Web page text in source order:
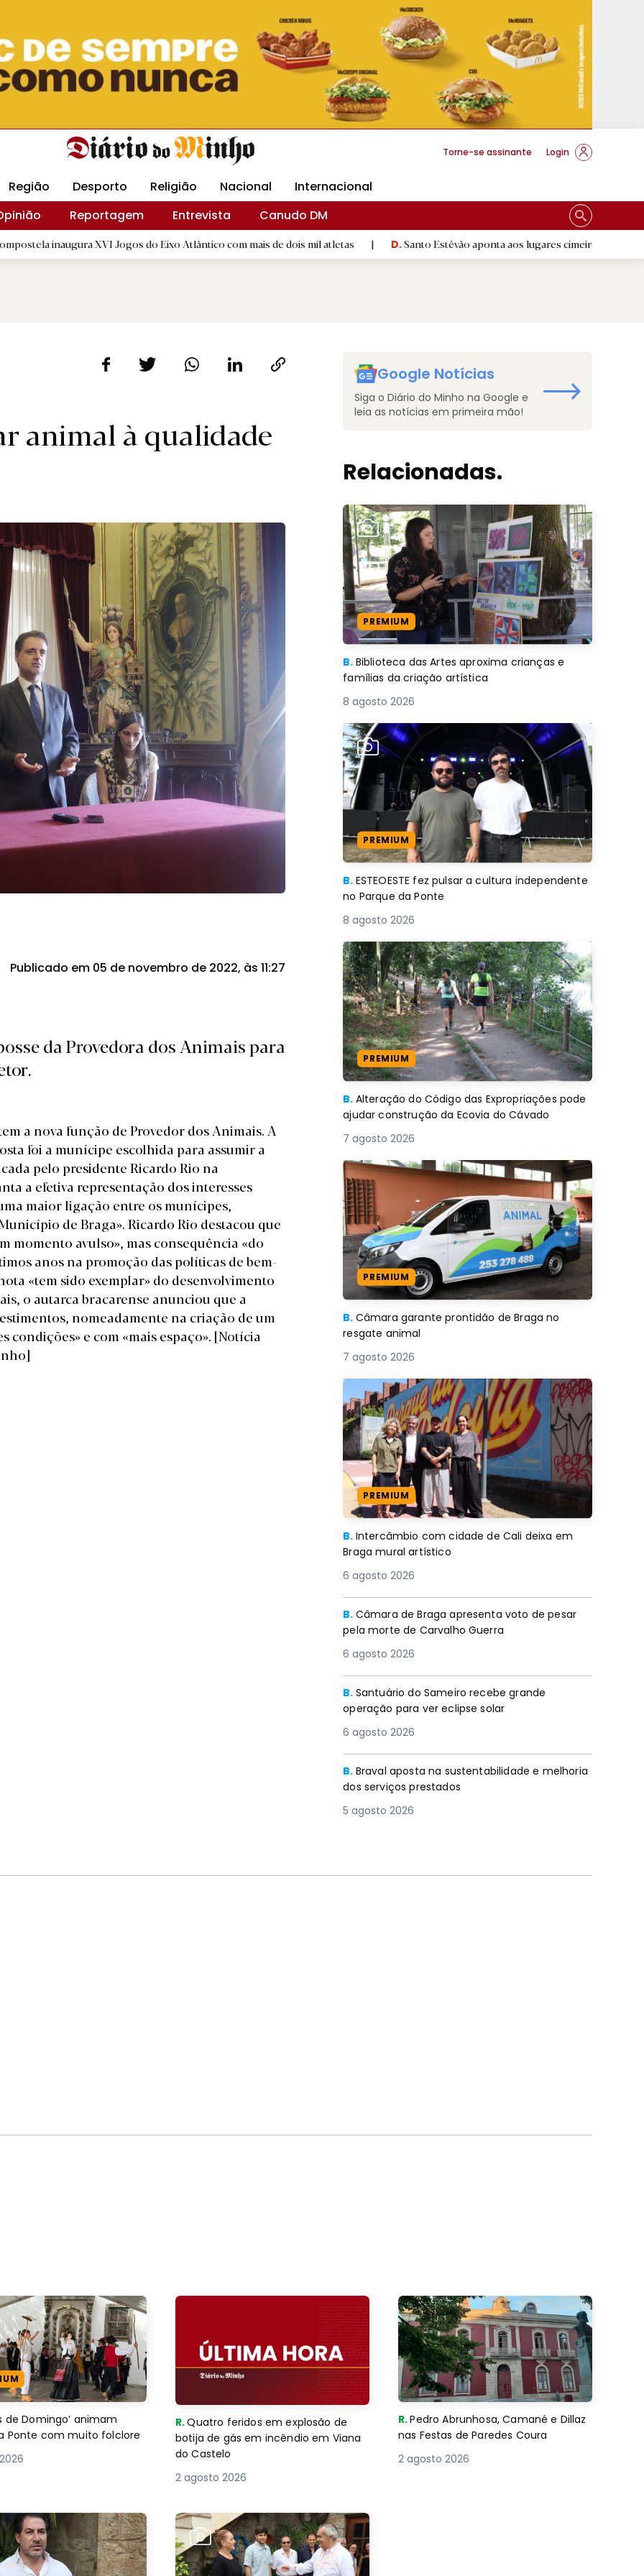
Revista Minha Gráfica DM Livraria DM Arquidiocese Braga
Torne-se assinante Login
Região Desporto Religião Nacional
Internacional
Reportagem Entrevista Canudo DM
XVI Jogos do Eixo Atlântico com mais de dois mil atletas | D.Santo Estêvão aponta aos lugares cimeiros da Honra
animal à qualidade
Publicado em 05 de novembro de 2022, às 11:27
da Provedora dos Animais para
a nova função de Provedor dos Animais. A
foi a munícipe escolhida para assumir a
pelo presidente Ricardo Rio na
a efetiva representação dos interesses
maior ligação entre os munícipes,
de Braga». Ricardo Rio destacou que
momento avulso», mas consequência «do
anos na promoção das políticas de bem-
«tem sido exemplar» do desenvolvimento
o autarca bracarense anunciou que a
nomeadamente na criação de um
e com «mais espaço». [Notícia
Google Notícias
Siga o Diário do Minho na Google e
leia as notícias em primeira mão!
Relacionadas.
PREMIUM
B. Biblioteca das Artes aproxima crianças e
famílias da criação artística
8 agosto 2026
PREMIUM
B. ESTEOESTE fez pulsar a cultura independente
no Parque da Ponte
8 agosto 2026
PREMIUM
B. Alteração do Código das Expropriações pode
ajudar construção da Ecovia do Cávado
7 agosto 2026
PREMIUM
B. Câmara garante prontidão de Braga no
resgate animal
7 agosto 2026
PREMIUM
B. Intercâmbio com cidade de Cali deixa em
Braga mural artístico
6 agosto 2026
B. Câmara de Braga apresenta voto de pesar
pela morte de Carvalho Guerra
6 agosto 2026
B. Santuário do Sameiro recebe grande
operação para ver eclipse solar
6 agosto 2026
B. Braval aposta na sustentabilidade e melhoria
dos serviços prestados
5 agosto 2026
de Domingo’ animam
Ponte com muito folclore
R.Quatro feridos em explosão de
botija de gás em incêndio em Viana
do Castelo
2 agosto 2026
R.Pedro Abrunhosa, Camané e Dillaz
nas Festas de Paredes Coura
2 agosto 2026